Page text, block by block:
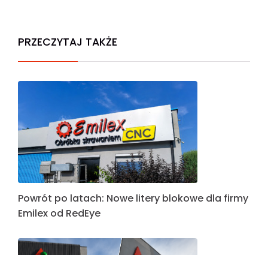
PRZECZYTAJ TAKŻE
Powrót po latach: Nowe litery blokowe dla firmy
Emilex od RedEye